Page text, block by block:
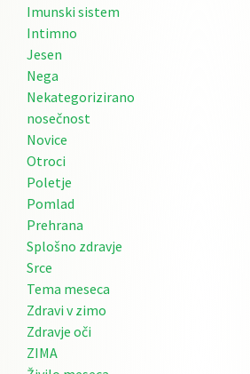
Imunski sistem
Intimno
Jesen
Nega
Nekategorizirano
nosečnost
Novice
Otroci
Poletje
Pomlad
Prehrana
Splošno zdravje
Srce
Tema meseca
Zdravi v zimo
Zdravje oči
ZIMA